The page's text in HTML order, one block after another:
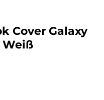
Cover Galaxy
Weiß